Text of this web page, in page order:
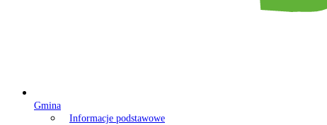
Gmina
Informacje podstawowe